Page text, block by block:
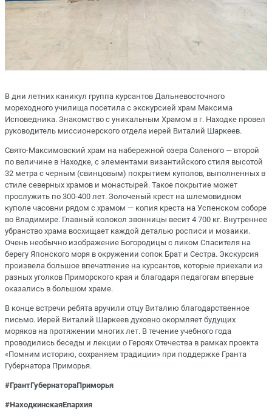
В дни летних каникул группа курсантов Дальневосточного
мореходного училища посетила с экскурсией храм Максима
Исповедника. Знакомство с уникальным Храмом в г. Находке провел
руководитель миссионерского отдела иерей Виталий Шаркеев.
Свято-Максимовский храм на набережной озера Соленого — второй
по величине в Находке, с элементами византийского стиля высотой
32 метра с черным (свинцовым) покрытием куполов, выполненных в
стиле северных храмов и монастырей. Такое покрытие может
прослужить по 300-400 лет. Золоченый крест на шлемовидном
куполе часовни рядом с храмом — копия креста на Успенском соборе
во Владимире. Главный колокол звонницы весит 4 700 кг. Внутреннее
убранство храма восхищает каждой деталью росписи и мозаики.
Очень необычно изображение Богородицы с ликом Спасителя на
берегу Японского моря в окружении сопок Брат и Сестра. Экскурсия
произвела большое впечатление на курсантов, которые приехали из
разных уголков Приморского края и благодаря педагогам впервые
оказались в большом храме.
В конце встречи ребята вручили отцу Виталию благодарственное
письмо. Иерей Виталий Шаркеев духовно окормляет будущих
моряков на протяжении многих лет. В течение учебного года
проводились беседы и лекции о Героях Отечества в рамках проекта
«Помним историю, сохраняем традиции» при поддержке Гранта
Губернатора Приморья.
#ГрантГубернатораПриморья
#НаходкинскаяЕпархия